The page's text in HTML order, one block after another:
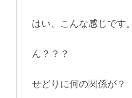
はい、こんな感じです
ん？？？
せどりに何の関係が？